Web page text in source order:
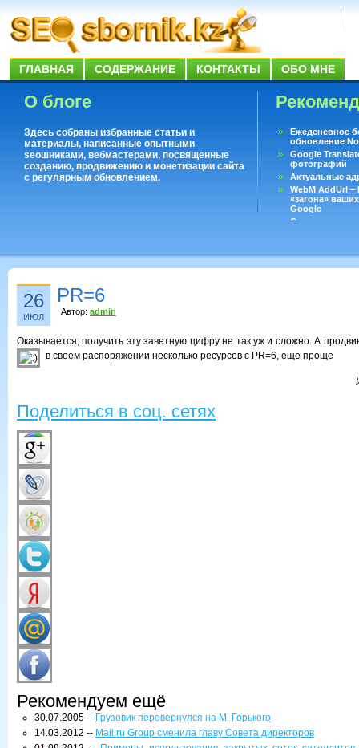
ГЛАВНАЯ СОДЕРЖАНИЕ КОНТАКТЫ ОБО МНЕ
О блоге
Здесь собраны избранные статьи и
материалы, написанные опытными
seoшниками, вебмастерами, посвященные
созданию, продвижению и монетизации сайта
с регулярным обновлением.
Ежеденевное
обновление
Google
фотографий
Актуальные
WebM AddUrl
«загона»
Google
Существует
26
ИЮЛ
PR=6
Автор: admin
Оказывается, получить эту заветную цифру не так уж и сложно. А
в своем распоряжении несколько ресурсов с PR=6, еще проще
Поделиться в соц. сетях
Рекомендуем ещё
30.07.2005 -- Грузовик перевернулся на М. Горького
14.03.2012 -- Mail.ru Group сменила главу Совета директоров